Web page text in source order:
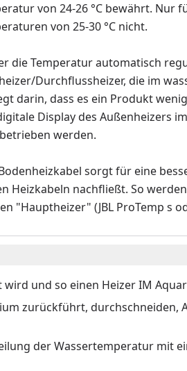
von 24-26 °C bewährt. Nur
von 25-30 °C nicht.
Temperatur automatisch
Durchflussheizer, die im
darin, dass es ein Produkt
Display des Außenheizers
werden.
sorgt für eine
Heizkabeln nachfließt. So
"Hauptheizer" (JBL ProTemp s
und so einen Heizer IM
zurückführt,
der Wassertemperatur mit